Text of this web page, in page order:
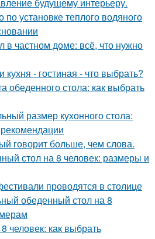
по установке теплого водяного
в частном доме: всё, что нужно
кухня - гостиная - что выбрать?
обеденного стола: как выбрать
размер кухонного стола:
говорит больше, чем слова.
стол на 8 человек: размеры и
проводятся в столице
обеденный стол на 8
человек: как выбрать